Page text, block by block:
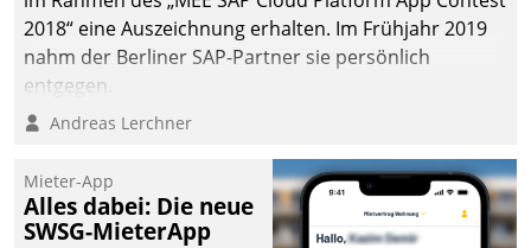
2018“ eine Auszeichnung erhalten. Im Frühjahr 2019
nahm der Berliner SAP-Partner sie persönlich
entgegen.
Andreas Lerchner
Mieter-App
Alles dabei: Die neue
SWSG-MieterApp